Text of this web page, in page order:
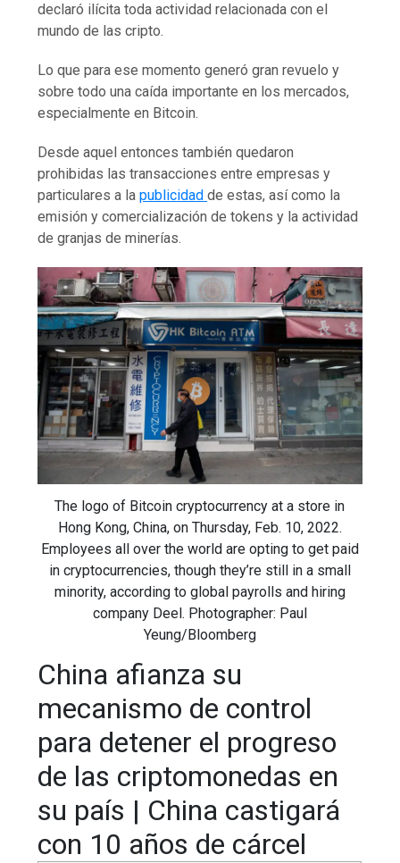
declaró ilícita toda actividad relacionada con el
mundo de las cripto.
Lo que para ese momento generó gran revuelo y
sobre todo una caída importante en los mercados,
especialmente en Bitcoin.
Desde aquel entonces también quedaron
prohibidas las transacciones entre empresas y
particulares a lapublicidadde estas, así como la
emisión y comercialización de tokens y la actividad
de granjas de minerías.
The logo of Bitcoin cryptocurrency at a store in
Hong Kong, China, on Thursday, Feb. 10, 2022.
Employees all over the world are opting to get paid
in cryptocurrencies, though they’re still in a small
minority, according to global payrolls and hiring
company Deel. Photographer: Paul
Yeung/Bloomberg
China afianza su
mecanismo de control
para detener el progreso
de las criptomonedas en
su país | China castigará
con 10 años de cárcel